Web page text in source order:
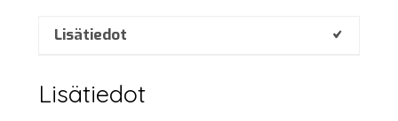
määrä
Lisätiedot
Lisätiedot